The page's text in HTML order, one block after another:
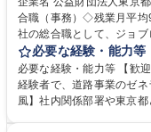
合職（事務）◇残業月平均9時間
社の総合職として、ジョ
等のフロント部門の部署
制度やキャリア支援が充実して
管理部門：広報、人事、
門：駐車場の新規開拓、
必要な経験・能力等
必要な経験・能力等 【歓
経験者で、道路事業のゼ
風】社内関係部署や東京